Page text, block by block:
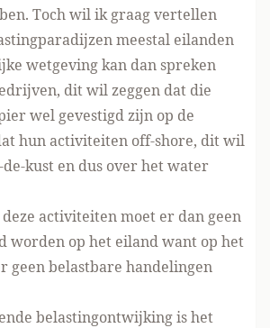
Toch wil ik graag vertellen
meestal eilanden
wetgeving kan dan spreken
dit wil zeggen dat die
wel gevestigd zijn op de
hun activiteiten off-shore, dit wil
de-kust en dus over het water
activiteiten moet er dan geen
worden op het eiland want op het
geen belastbare handelingen
belastingontwijking is het